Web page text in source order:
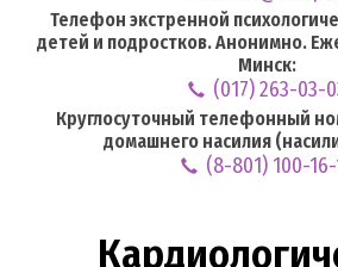
Телефон экстренной
детей и подростков. Анонимно.
Минск:
(017) 263-03-
Круглосуточный телефонный
домашнего насилия
(8-801) 100-16-